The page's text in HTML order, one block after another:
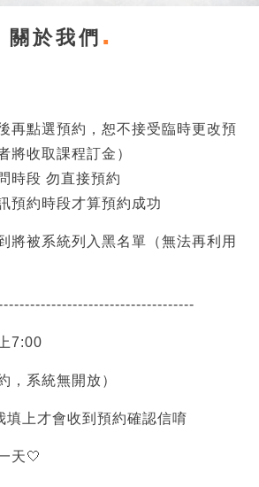
關於我們
再點選預約，恕不接受臨時更改預
將收取課程訂金）
時段 勿直接預約
預約時段才算預約成功
將被系統列入黑名單（無法再利用
7:00
，系統無開放）
填上才會收到預約確認信唷
天🤍